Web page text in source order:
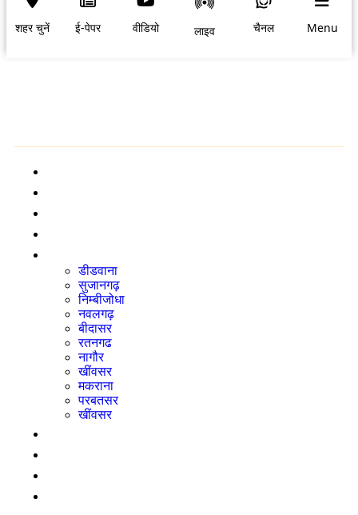
शहर चुनें ई-पेपर वीडियो लाइव चैनल Menu
डीडवाना
सुजानगढ़
निम्बीजोधा
नवलगढ़
बीदासर
रतनगढ
नागौर
खींवसर
मकराना
परबतसर
खींवसर